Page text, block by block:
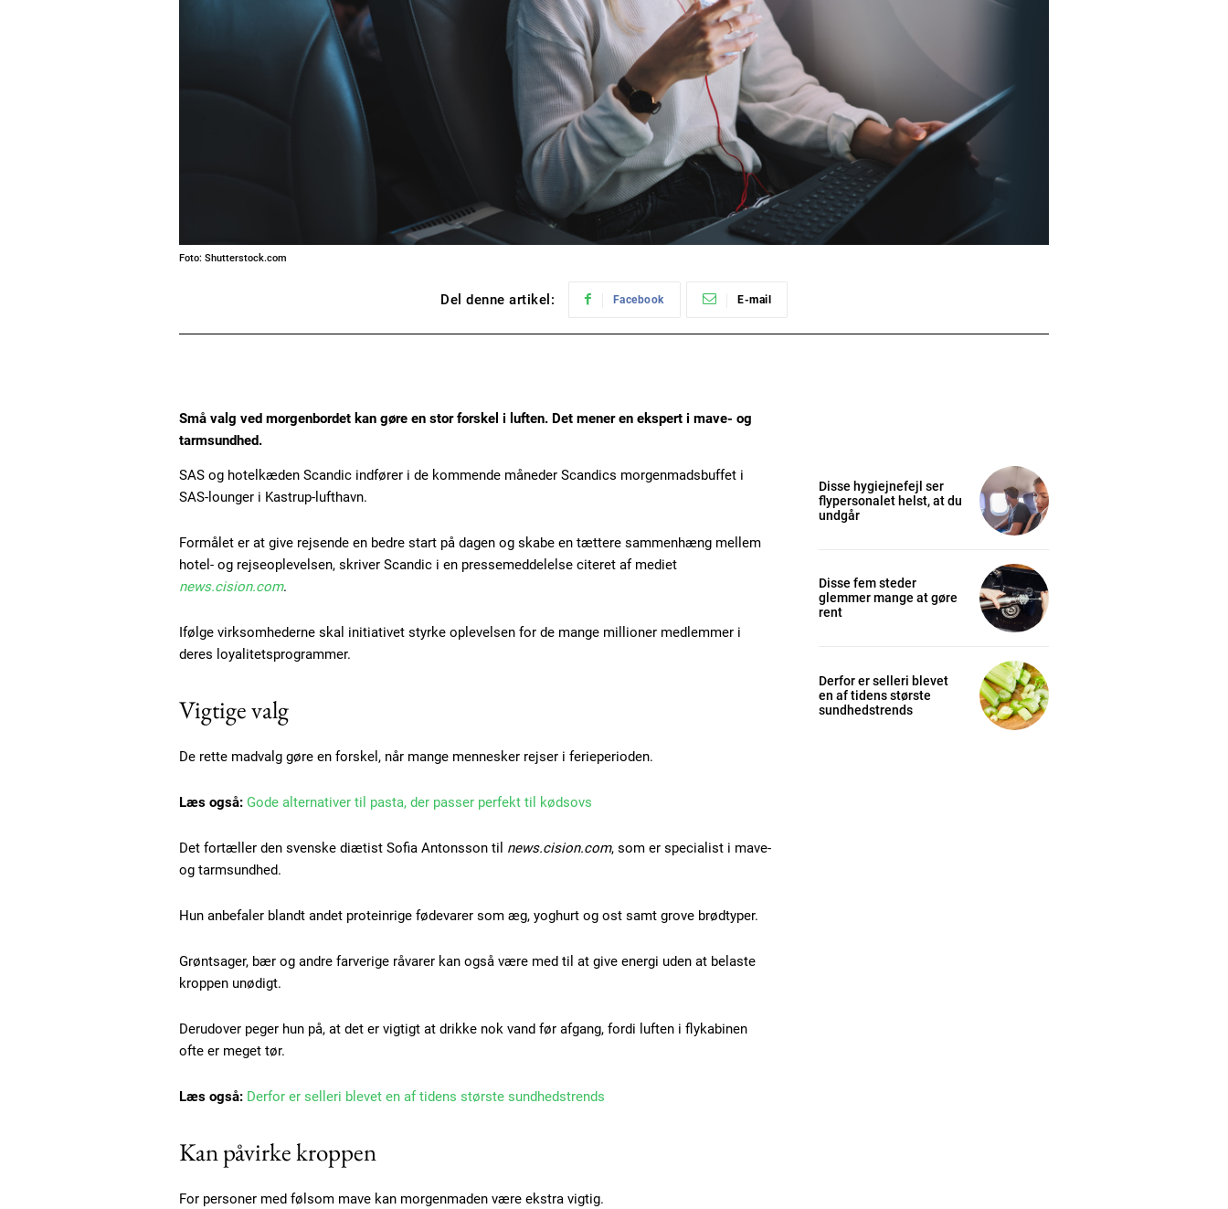
Subscription Plans
Gratis
Etiam est nibh, lobortis sit
Ut mollis pellentesque tortor
Donec quis est ac felis
Orci varius natoque dolor
100DKK
Foto: Shutterstock.com
Del denne artikel: Facebook E-mail
Små valg ved morgenbordet kan gøre en stor forskel i luften. Det mener en ekspert i mave- og
tarmsundhed.
SAS og hotelkæden Scandic indfører i de kommende måneder Scandics morgenmadsbuffet i
SAS-lounger i Kastrup-lufthavn.
Formålet er at give rejsende en bedre start på dagen og skabe en tættere sammenhæng mellem
hotel- og rejseoplevelsen, skriver Scandic i en pressemeddelelse citeret af mediet
news.cision.com.
Ifølge virksomhederne skal initiativet styrke oplevelsen for de mange millioner medlemmer i
deres loyalitetsprogrammer.
Vigtige valg
De rette madvalg gøre en forskel, når mange mennesker rejser i ferieperioden.
Læs også: Gode alternativer til pasta, der passer perfekt til kødsovs
Det fortæller den svenske diætist Sofia Antonsson til news.cision.com, som er specialist i mave-
og tarmsundhed.
Hun anbefaler blandt andet proteinrige fødevarer som æg, yoghurt og ost samt grove brødtyper.
Grøntsager, bær og andre farverige råvarer kan også være med til at give energi uden at belaste
kroppen unødigt.
Derudover peger hun på, at det er vigtigt at drikke nok vand før afgang, fordi luften i flykabinen
ofte er meget tør.
Læs også: Derfor er selleri blevet en af tidens største sundhedstrends
Kan påvirke kroppen
For personer med følsom mave kan morgenmaden være ekstra vigtig.
Disse hygiejnefejl ser
flypersonalet helst, at du
undgår
Disse fem steder
glemmer mange at gøre
rent
Derfor er selleri blevet
en af tidens største
sundhedstrends